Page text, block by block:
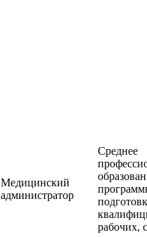
Медицинский
администратор
Среднее
рабочих,